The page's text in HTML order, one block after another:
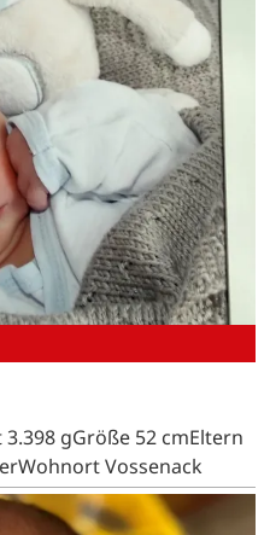
gGröße 52 cmEltern
Vossenack